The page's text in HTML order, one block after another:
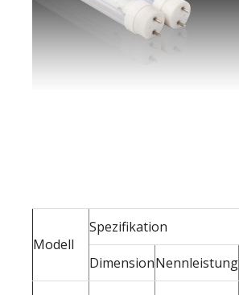
Modell
Spezifikation
DimensionNennleistung